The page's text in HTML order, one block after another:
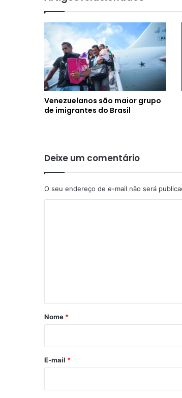
Venezuelanos são maior grupo
de imigrantes do Brasil
Deixe um comentário
O seu endereço de e-mail não será
r
*
Nome *
E-mail *